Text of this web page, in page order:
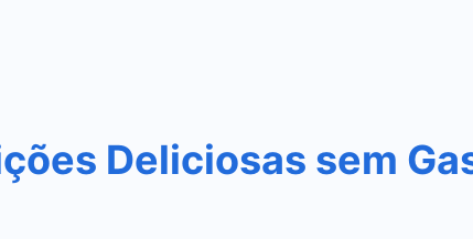
Deliciosas sem